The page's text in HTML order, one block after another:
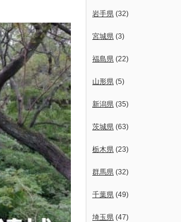
岩手県 (32)
宮城県 (3)
福島県 (22)
山形県 (5)
新潟県 (35)
茨城県 (63)
栃木県 (23)
群馬県 (32)
千葉県 (49)
埼玉県 (47)